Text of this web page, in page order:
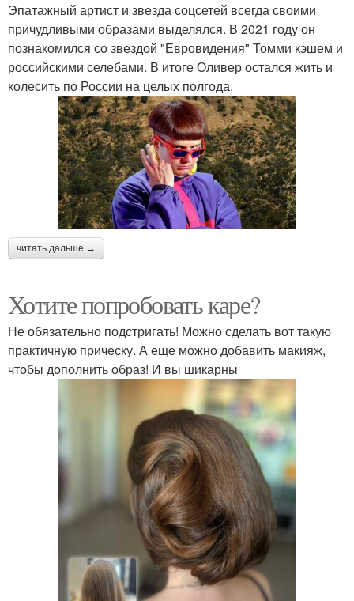
Эпатажный артист и звезда соцсетей всегда своими
причудливыми образами выделялся. В 2021 году он
познакомился со звездой "Евровидения" Томми кэшем и
российскими селебами. В итоге Оливер остался жить и
колесить по России на целых полгода.
читать дальше →
Хотите попробовать каре?
Не обязательно подстригать! Можно сделать вот такую
практичную прическу. А еще можно добавить макияж,
чтобы дополнить образ! И вы шикарны